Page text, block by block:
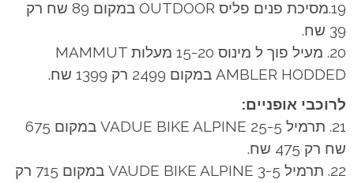
19.מסיכת פנים פליס OUTDOOR במקום 89 שח רק
39 שח.
20. מעיל פוך ל מינוס 15-20 מעלות MAMMUT
AMBLER HODDED במקום 2499 רק 1399 שח.
לרוכבי אופניים:
21. תרמיל VADUE BIKE ALPINE 25-5 במקום 675
שח רק 475 שח.
22. תרמיל VAUDE BIKE ALPINE 3-5 במקום 715 רק